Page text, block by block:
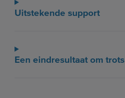
Uitstekende support
Een eindresultaat om